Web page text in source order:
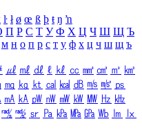
ŀ ł ø œ ß þ ŧ ŋ ŉ
П Р С Т У Ф Х Ц Ч Ш Щ Ъ
м н о п р с т у ф х ц ч ш щ ъ
㎕ ㎖ ㎗ ℓ ㎘ ㏄ ㎣ ㎤ ㎥ ㎦
㎎ ㎏ ㏏ ㎈ ㎉ ㏈ ㎧ ㎨ ㎰
㎃ ㎄ ㎺ ㎻ ㎽ ㎾ ㎿ ㎐ ㎑
㎮ ㎯ ㏛ ㎩ ㎪ ㎫ ㎬ ㏝ ㏐
㏓